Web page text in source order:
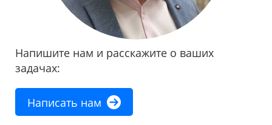
Напишите нам и расскажите о ваших
задачах:
Написать нам